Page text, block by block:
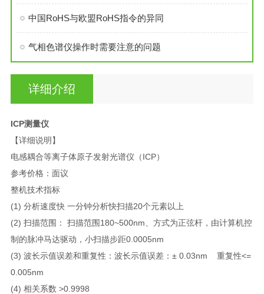
中国RoHS与欧盟RoHS指令的异同
气相色谱仪操作时需要注意的问题
详细介绍
ICP测量仪
【详细说明】
电感耦合等离子体原子发射光谱仪（ICP）
参考价格：面议
整机技术指标
(1) 分析速度快 一分钟分析快扫描20个元素以上
(2) 扫描范围： 扫描范围180~500nm、方式为正弦杆，由计算机控
制的脉冲马达驱动，小扫描步距0.0005nm
(3) 波长示值误差和重复性：波长示值误差：± 0.03nm 重复性<=
0.005nm
(4) 相关系数 >0.9998